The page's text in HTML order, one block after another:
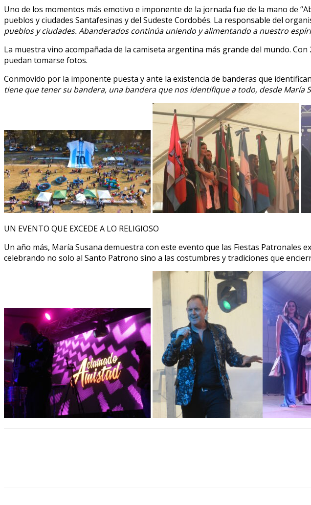
Uno de los momentos más emotivo e imponente de la jornada fue de la mano de
pueblos y ciudades Santafesinas y del Sudeste Cordobés. La responsable del
pueblos y ciudades. Abanderados continúa uniendo y alimentando a nuestro
La muestra vino acompañada de la camiseta argentina más grande del mundo.
puedan tomarse fotos.
Conmovido por la imponente puesta y ante la existencia de banderas que
tiene que tener su bandera, una bandera que nos identifique a todo, desde María
UN EVENTO QUE EXCEDE A LO RELIGIOSO
Un año más, María Susana demuestra con este evento que las Fiestas
celebrando no solo al Santo Patrono sino a las costumbres y tradiciones que